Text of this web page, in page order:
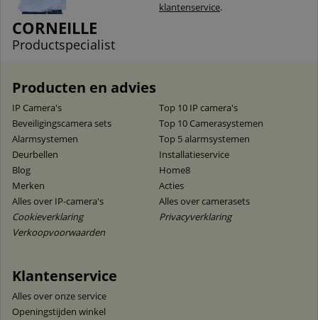
CORNEILLE
Productspecialist
klantenservice.
Producten en advies
IP Camera's
Top 10 IP camera's
Beveiligingscamera sets
Top 10 Camerasystemen
Alarmsystemen
Top 5 alarmsystemen
Deurbellen
Installatieservice
Blog
Home8
Merken
Acties
Alles over IP-camera's
Alles over camerasets
Cookieverklaring
Privacyverklaring
Verkoopvoorwaarden
Klantenservice
Alles over onze service
Openingstijden winkel